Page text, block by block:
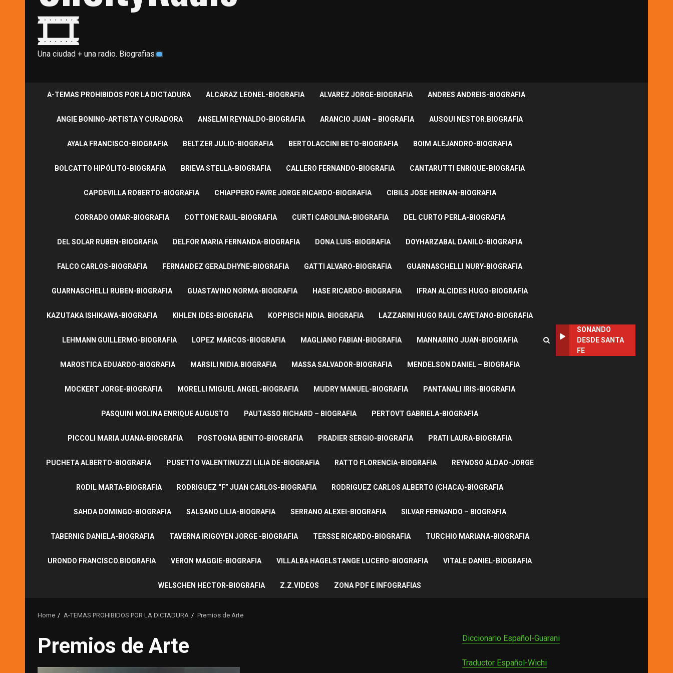
🎞
Una ciudad + una radio. Biografias
A-TEMAS PROHIBIDOS POR LA DICTADURA ALCARAZ LEONEL-BIOGRAFIA ALVAREZ JORGE-BIOGRAFIA ANDRES ANDREIS-BIOGRAFIA
ANGIE BONINO-ARTISTA Y CURADORA ANSELMI REYNALDO-BIOGRAFIA ARANCIO JUAN – BIOGRAFIA AUSQUI NESTOR.BIOGRAFIA
AYALA FRANCISCO-BIOGRAFIA BELTZER JULIO-BIOGRAFIA BERTOLACCINI BETO-BIOGRAFIA BOIM ALEJANDRO-BIOGRAFIA
BOLCATTO HIPÓLITO-BIOGRAFIA BRIEVA STELLA-BIOGRAFIA CALLERO FERNANDO-BIOGRAFIA CANTARUTTI ENRIQUE-BIOGRAFIA
CAPDEVILLA ROBERTO-BIOGRAFIA CHIAPPERO FAVRE JORGE RICARDO-BIOGRAFIA CIBILS JOSE HERNAN-BIOGRAFIA
CORRADO OMAR-BIOGRAFIA COTTONE RAUL-BIOGRAFIA CURTI CAROLINA-BIOGRAFIA DEL CURTO PERLA-BIOGRAFIA
DEL SOLAR RUBEN-BIOGRAFIA DELFOR MARIA FERNANDA-BIOGRAFIA DONA LUIS-BIOGRAFIA DOYHARZABAL DANILO-BIOGRAFIA
FALCO CARLOS-BIOGRAFIA FERNANDEZ GERALDHYNE-BIOGRAFIA GATTI ALVARO-BIOGRAFIA GUARNASCHELLI NURY-BIOGRAFIA
GUARNASCHELLI RUBEN-BIOGRAFIA GUASTAVINO NORMA-BIOGRAFIA HASE RICARDO-BIOGRAFIA IFRAN ALCIDES HUGO-BIOGRAFIA
KAZUTAKA ISHIKAWA-BIOGRAFIA KIHLEN IDES-BIOGRAFIA KOPPISCH NIDIA. BIOGRAFIA LAZZARINI HUGO RAUL CAYETANO-BIOGRAFIA
LEHMANN GUILLERMO-BIOGRAFIA LOPEZ MARCOS-BIOGRAFIA MAGLIANO FABIAN-BIOGRAFIA MANNARINO JUAN-BIOGRAFIA
MAROSTICA EDUARDO-BIOGRAFIA MARSILI NIDIA.BIOGRAFIA MASSA SALVADOR-BIOGRAFIA MENDELSON DANIEL – BIOGRAFIA
MOCKERT JORGE-BIOGRAFIA MORELLI MIGUEL ANGEL-BIOGRAFIA MUDRY MANUEL-BIOGRAFIA PANTANALI IRIS-BIOGRAFIA
PASQUINI MOLINA ENRIQUE AUGUSTO PAUTASSO RICHARD – BIOGRAFIA PERTOVT GABRIELA-BIOGRAFIA
PICCOLI MARIA JUANA-BIOGRAFIA POSTOGNA BENITO-BIOGRAFIA PRADIER SERGIO-BIOGRAFIA PRATI LAURA-BIOGRAFIA
PUCHETA ALBERTO-BIOGRAFIA PUSETTO VALENTINUZZI LILIA DE-BIOGRAFIA RATTO FLORENCIA-BIOGRAFIA REYNOSO ALDAO-JORGE
RODIL MARTA-BIOGRAFIA RODRIGUEZ “F” JUAN CARLOS-BIOGRAFIA RODRIGUEZ CARLOS ALBERTO (CHACA)-BIOGRAFIA
SAHDA DOMINGO-BIOGRAFIA SALSANO LILIA-BIOGRAFIA SERRANO ALEXEI-BIOGRAFIA SILVAR FERNANDO – BIOGRAFIA
TABERNIG DANIELA-BIOGRAFIA TAVERNA IRIGOYEN JORGE -BIOGRAFIA TERSSE RICARDO-BIOGRAFIA TURCHIO MARIANA-BIOGRAFIA
URONDO FRANCISCO.BIOGRAFIA VERON MAGGIE-BIOGRAFIA VILLALBA HAGELSTANGE LUCERO-BIOGRAFIA VITALE DANIEL-BIOGRAFIA
WELSCHEN HECTOR-BIOGRAFIA Z.Z.VIDEOS ZONA PDF E INFOGRAFIAS
SONANDO
DESDE SANTA
FE
Home A-TEMAS PROHIBIDOS POR LA DICTADURA Premios de Arte
Premios de Arte Diccionario Español-Guarani
Traductor Español-Wichi